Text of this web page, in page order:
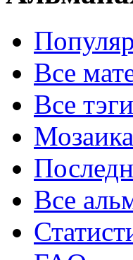
Все
Все тэги
Все